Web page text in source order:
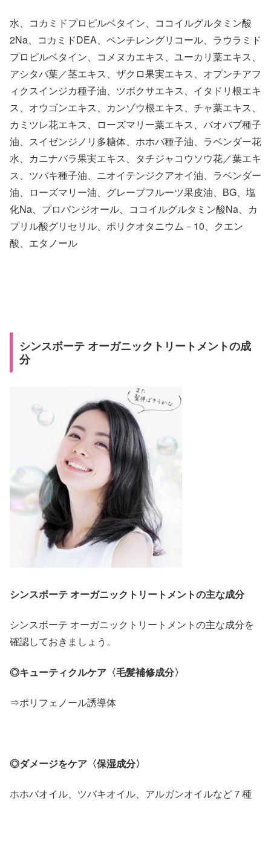
水、コカミドプロピルベタイン、ココイルグルタミン酸
2Na、コカミドDEA、ペンチレングリコール、ラウラミド
プロピルベタイン、コメヌカエキス、ユーカリ葉エキス、
アシタバ葉／茎エキス、ザクロ果実エキス、オプンチアフ
ィクスインジカ種子油、ツボクサエキス、イタドリ根エキ
ス、オウゴンエキス、カンゾウ根エキス、チャ葉エキス、
カミツレ花エキス、ローズマリー葉エキス、バオバブ種子
油、スイゼンジノリ多糖体、ホホバ種子油、ラベンダー花
水、カニナバラ果実エキス、タチジャコウソウ花／葉エキ
ス、ツバキ種子油、ニオイテンジクアオイ油、ラベンダー
油、ローズマリー油、グレープフルーツ果皮油、BG、塩
化Na、プロパンジオール、ココイルグルタミン酸Na、カ
プリル酸グリセリル、ポリクオタニウム－10、クエン
酸、エタノール
シンスボーテ オーガニックトリートメントの成
分
シンスボーテ オーガニックトリートメントの主な成分
シンスボーテ オーガニックトリートメントの主な成分を
確認しておきましょう。
◎キューティクルケア〈毛髪補修成分〉
⇒ポリフェノール誘導体
◎ダメージをケア〈保湿成分〉
ホホバオイル、ツバキオイル、アルガンオイルなど７種